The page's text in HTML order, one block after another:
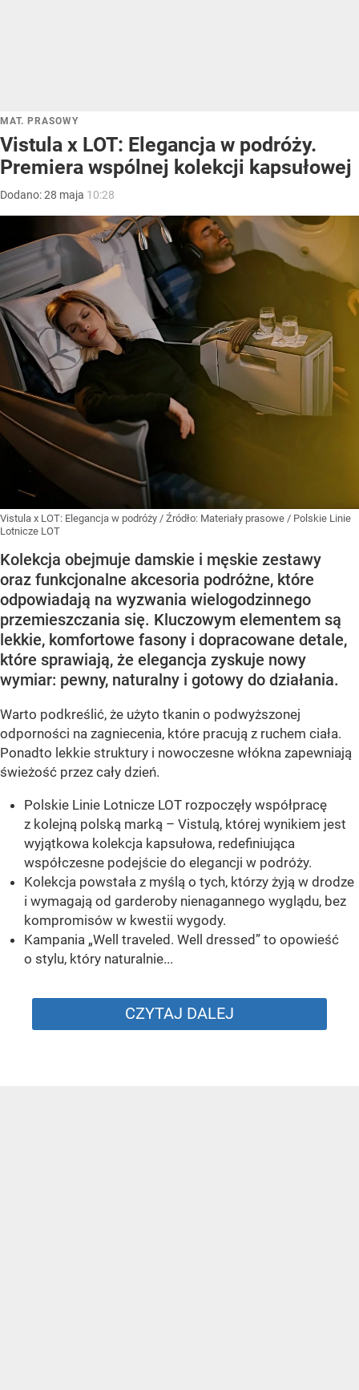
MAT. PRASOWY
Vistula x LOT: Elegancja w podróży.
Premiera wspólnej kolekcji kapsułowej
Dodano:28 maja 10:28
Vistula x LOT: Elegancja w podróży / Źródło: Materiały prasowe / Polskie Linie
Lotnicze LOT
Kolekcja obejmuje damskie i męskie zestawy
oraz funkcjonalne akcesoria podróżne, które
odpowiadają na wyzwania wielogodzinnego
przemieszczania się. Kluczowym elementem są
lekkie, komfortowe fasony i dopracowane detale,
które sprawiają, że elegancja zyskuje nowy
wymiar: pewny, naturalny i gotowy do działania.
Warto podkreślić, że użyto tkanin o podwyższonej
odporności na zagniecenia, które pracują z ruchem ciała.
Ponadto lekkie struktury i nowoczesne włókna zapewniają
świeżość przez cały dzień.
Polskie Linie Lotnicze LOT rozpoczęły współpracę
z kolejną polską marką – Vistulą, której wynikiem jest
wyjątkowa kolekcja kapsułowa, redefiniująca
współczesne podejście do elegancji w podróży.
Kolekcja powstała z myślą o tych, którzy żyją w drodze
i wymagają od garderoby nienagannego wyglądu, bez
kompromisów w kwestii wygody.
Kampania „Well traveled. Well dressed” to opowieść
o stylu, który naturalnie...
CZYTAJ DALEJ